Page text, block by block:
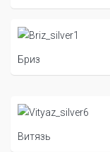
Бриз
Витязь